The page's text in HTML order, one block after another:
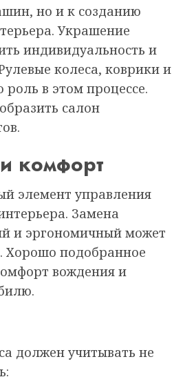
но и к созданию
Украшение
индивидуальность и
колеса, коврики и
в этом процессе.
салон
комфорт
элемент управления
Замена
и эргономичный может
Хорошо подобранное
вождения и
должен учитывать не